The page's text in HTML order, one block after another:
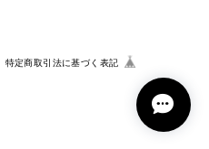
特定商取引法に基づく表記